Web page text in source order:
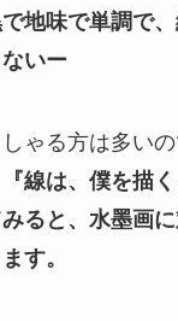
地味で単調で
いー
ゃる方は多い
『線は、僕を描
ると、水墨画
す。